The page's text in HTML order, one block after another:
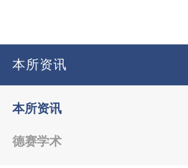
本所资讯
本所资讯
德赛学术